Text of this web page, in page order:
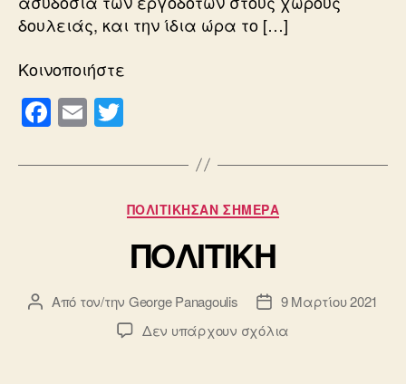
δουλειάς, και την ίδια ώρα το […]
Κοινοποιήστε
F
a
c
o
k
E
m
ailtt
er Κατηγορίες
ΠΟΛΙΤΙΚΗΣΑΝ ΣΗΜΕΡΑ
ΠΟΛΙΤΙΚΗ
Συντάκτης
Από τον/την George Panagoulis
Ημ.
δημοσίευσης
9 Μαρτίου 2021
Δεν υπάρχουν σχόλια